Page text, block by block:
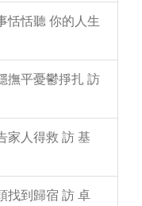
恬恬聽 你的人生
撫平憂鬱掙扎 訪
家人得救 訪 基
找到歸宿 訪 卓